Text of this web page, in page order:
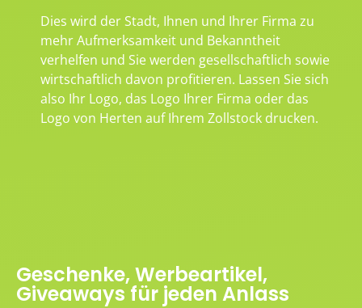
Dies wird der Stadt, Ihnen und Ihrer Firma zu
mehr Aufmerksamkeit und Bekanntheit
verhelfen und Sie werden gesellschaftlich sowie
wirtschaftlich davon profitieren. Lassen Sie sich
also Ihr Logo, das Logo Ihrer Firma oder das
Logo von Herten auf Ihrem Zollstock drucken.
Geschenke, Werbeartikel,
Giveaways für jeden Anlass